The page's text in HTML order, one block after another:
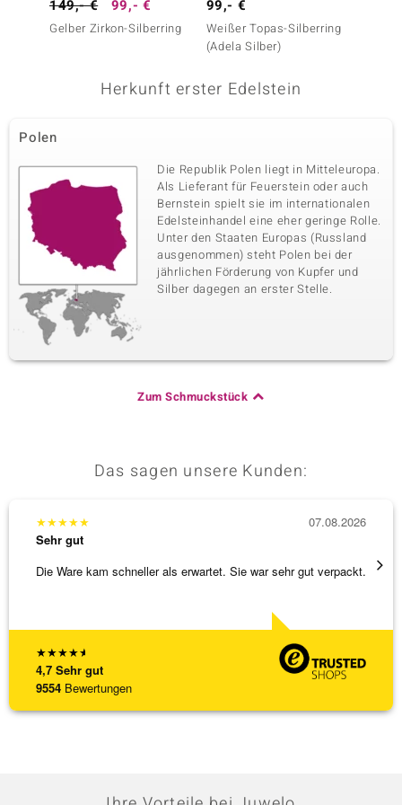
Edelsteinvarietät
Baltischer Cognac-
Anzahl und Größe
1 à 9,4x4,9 mm
Fancy-Cabochon
Zargenfassung
149,- € 99,- €
Gelber Zirkon-Silberring
99,- €
Weißer Topas-Silberring
(Adela Silber)
Herkunft erster Edelstein
Polen
Die Republik Polen liegt in Mitteleuropa.
Als Lieferant für Feuerstein oder auch
Bernstein spielt sie im internationalen
Edelsteinhandel eine eher geringe Rolle.
Unter den Staaten Europas (Russland
ausgenommen) steht Polen bei der
jährlichen Förderung von Kupfer und
Silber dagegen an erster Stelle.
Zum Schmuckstück
Das sagen unsere Kunden:
★★★★★
4,7 Sehr gut
9554 Bewertungen
★★★★★
Sehr gut
Die Ware kam schneller als erwartet. Sie war sehr gut verpackt.
07.08.2026